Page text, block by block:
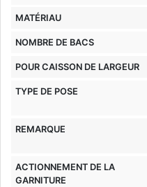
MATÉRIAU
NOMBRE DE BACS
POUR CAISSON DE LARGEUR
TYPE DE POSE
REMARQUE
ACTIONNEMENT DE LA
GARNITURE